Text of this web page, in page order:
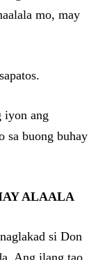
mo, may
iyon ang
sa buong buhay
ALAALA
si Don